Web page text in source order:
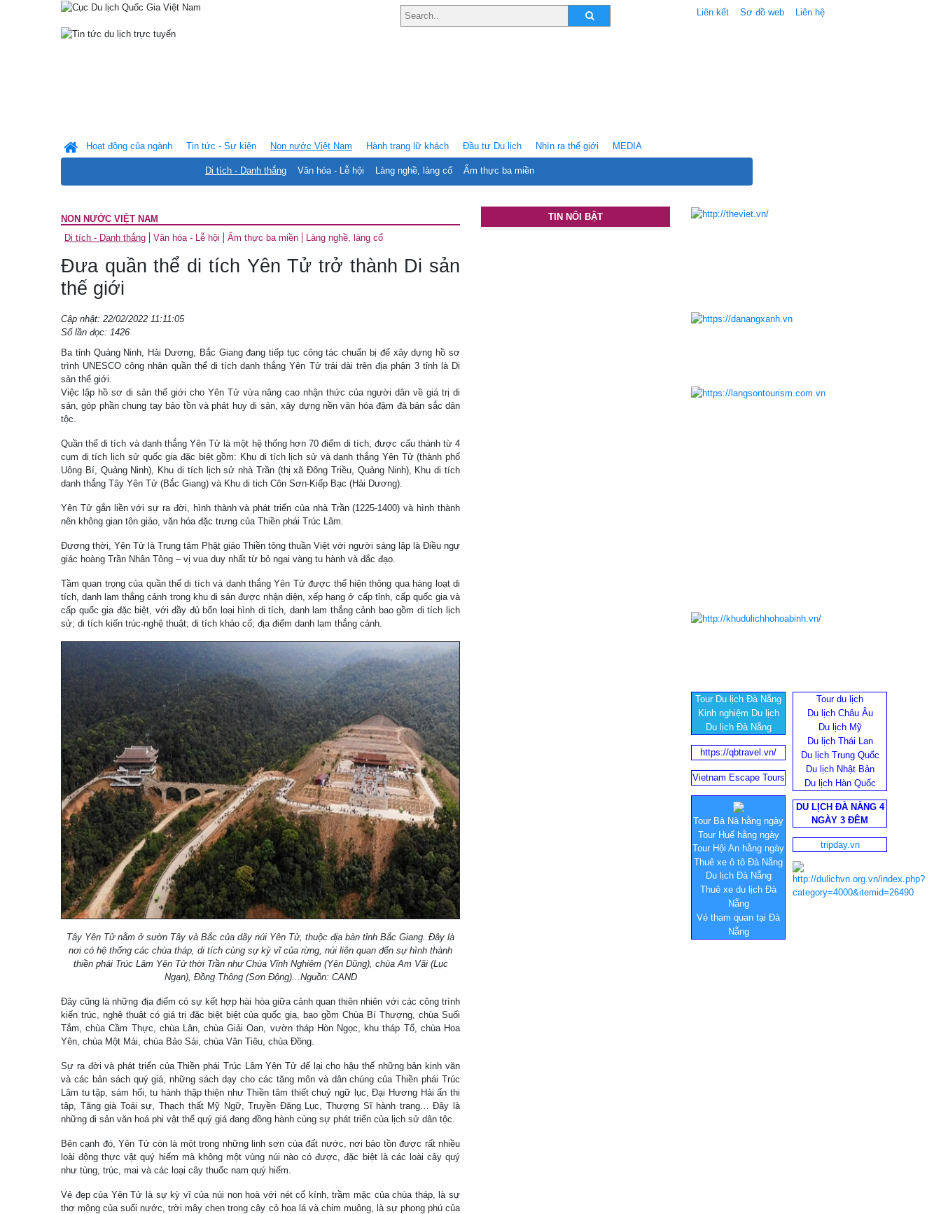
Liên kết Sơ đồ web Liên hệ
Hoạt động của ngành Tin tức - Sự kiện Non nước Việt Nam
Di tích - Danh thắng Văn hóa - Lễ hội Làng nghề, làng cổ Ẩm thực ba miền
Hành trang lữ khách Ðầu tư Du lịch Nhìn ra thế giới MEDIA
NON NƯỚC VIỆT NAM
Di tích - Danh thắng
Văn hóa - Lễ hội Ẩm thực ba miền Làng nghề, làng cổ
Đưa quần thể di tích Yên Tử trở thành Di sản
thế giới
Cập nhật: 22/02/2022 11:11:05
Số lần đọc: 1426
Ba tỉnh Quảng Ninh, Hải Dương, Bắc Giang đang tiếp tục công tác chuẩn bị để xây dựng hồ sơ
trình UNESCO công nhận quần thể di tích danh thắng Yên Tử trải dài trên địa phận 3 tỉnh là Di
sản thế giới.
Việc lập hồ sơ di sản thế giới cho Yên Tử vừa nâng cao nhận thức của người dân về giá trị di
sản, góp phần chung tay bảo tồn và phát huy di sản, xây dựng nền văn hóa đậm đà bản sắc dân
tộc.
Quần thể di tích và danh thắng Yên Tử là một hệ thống hơn 70 điểm di tích, được cấu thành từ 4
cụm di tích lịch sử quốc gia đặc biệt gồm: Khu di tích lịch sử và danh thắng Yên Tử (thành phố
Uông Bí, Quảng Ninh), Khu di tích lịch sử nhà Trần (thị xã Đông Triều, Quảng Ninh), Khu di tích
danh thắng Tây Yên Tử (Bắc Giang) và Khu di tich Côn Sơn-Kiếp Bạc (Hải Dương).
Yên Tử gắn liền với sự ra đời, hình thành và phát triển của nhà Trần (1225-1400) và hình thành
nên không gian tôn giáo, văn hóa đặc trưng của Thiền phái Trúc Lâm.
Đương thời, Yên Tử là Trung tâm Phật giáo Thiền tông thuần Việt với người sáng lập là Điều ngự
giác hoàng Trần Nhân Tông – vị vua duy nhất từ bỏ ngai vàng tu hành và đắc đạo.
Tầm quan trọng của quần thể di tích và danh thắng Yên Tử được thể hiện thông qua hàng loạt di
tích, danh lam thắng cảnh trong khu di sản được nhận diện, xếp hạng ở cấp tỉnh, cấp quốc gia và
cấp quốc gia đặc biệt, với đầy đủ bốn loại hình di tích, danh lam thắng cảnh bao gồm di tích lịch
sử; di tích kiến trúc-nghệ thuật; di tích khảo cổ; địa điểm danh lam thắng cảnh.
Tây Yên Tử nằm ở sườn Tây và Bắc của dãy núi Yên Tử, thuộc địa bàn tỉnh Bắc Giang. Đây là
nơi có hệ thống các chùa tháp, di tích cùng sự kỳ vĩ của rừng, núi liên quan đến sự hình thành
thiền phái Trúc Lâm Yên Tử thời Trần như Chùa Vĩnh Nghiêm (Yên Dũng), chùa Am Vãi (Lục
Ngạn), Đồng Thông (Sơn Động)...Nguồn: CAND
Đây cũng là những địa điểm có sự kết hợp hài hòa giữa cảnh quan thiên nhiên với các công trình
kiến trúc, nghệ thuật có giá trị đặc biệt biệt của quốc gia, bao gồm Chùa Bí Thượng, chùa Suối
Tắm, chùa Cầm Thực, chùa Lân, chùa Giải Oan, vườn tháp Hòn Ngọc, khu tháp Tổ, chùa Hoa
Yên, chùa Một Mái, chùa Bảo Sái, chùa Vân Tiêu, chùa Đồng.
Sự ra đời và phát triển của Thiền phái Trúc Lâm Yên Tử để lại cho hậu thế những bản kinh văn
và các bản sách quý giá, những sách dạy cho các tăng môn và dân chúng của Thiền phái Trúc
Lâm tu tập, sám hối, tu hành thập thiện như Thiền tâm thiết chuỷ ngữ lục, Đại Hương Hải ấn thi
tập, Tăng già Toái sự, Thạch thất Mỹ Ngữ, Truyền Đăng Lục, Thượng Sĩ hành trang… Đây là
những di sản văn hoá phi vật thể quý giá đang đồng hành cùng sự phát triển của lịch sử dân tộc.
Bên cạnh đó, Yên Tử còn là một trong những linh sơn của đất nước, nơi bảo tồn được rất nhiều
loài động thực vật quý hiếm mà không một vùng núi nào có được, đặc biệt là các loài cây quý
như tùng, trúc, mai và các loại cây thuốc nam quý hiếm.
Vẻ đẹp của Yên Tử là sự kỳ vĩ của núi non hoà với nét cổ kính, trầm mặc của chùa tháp, là sự
thơ mộng của suối nước, trời mây chen trong cây cỏ hoa lá và chim muông, là sự phong phú của
TIN NỔI BẬT
Tour Du lịch Đà Nẵng
Kinh nghiệm Du lịch
Du lịch Đà Nẵng
Tour du lịch
Du lịch Châu Âu
Du lịch Mỹ
Du lịch Thái Lan
Du lịch Trung Quốc
Du lịch Nhật Bản
Du lịch Hàn Quốc
https://qbtravel.vn/
Vietnam Escape Tours
Tour Bà Nà hằng ngày
Tour Huế hằng ngày
Tour Hội An hằng ngày
Thuê xe ô tô Đà Nẵng
Du lịch Đà Nẵng
Thuê xe du lịch Đà
Nẵng
Vé tham quan tại Đà
Nẵng
DU LỊCH ĐÀ NẴNG 4
NGÀY 3 ĐÊM
tripday.vn